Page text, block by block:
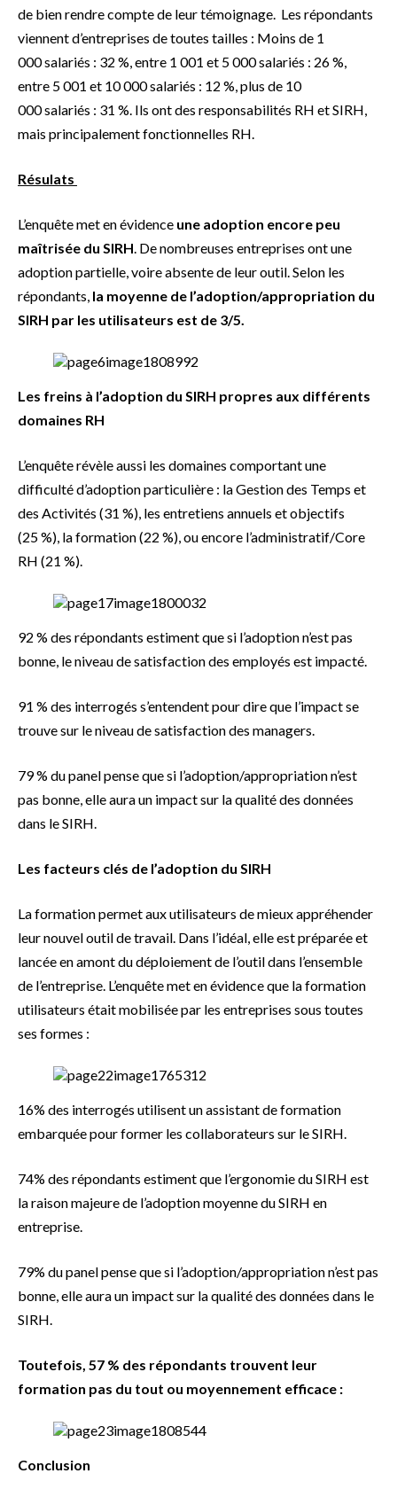
de bien rendre compte de leur témoignage. Les répondants
viennent d’entreprises de toutes tailles : Moins de 1
000 salariés : 32 %, entre 1 001 et 5 000 salariés : 26 %,
entre 5 001 et 10 000 salariés : 12 %, plus de 10
000 salariés : 31 %. Ils ont des responsabilités RH et SIRH,
mais principalement fonctionnelles RH.
Résulats
L’enquête met en évidence une adoption encore peu
maîtrisée du SIRH. De nombreuses entreprises ont une
adoption partielle, voire absente de leur outil. Selon les
répondants, la moyenne de l’adoption/appropriation du
SIRH par les utilisateurs est de 3/5.
Les freins à l’adoption du SIRH propres aux différents
domaines RH
L’enquête révèle aussi les domaines comportant une
difficulté d’adoption particulière : la Gestion des Temps et
des Activités (31 %), les entretiens annuels et objectifs
(25 %), la formation (22 %), ou encore l’administratif/Core
RH (21 %).
92 % des répondants estiment que si l’adoption n’est pas
bonne, le niveau de satisfaction des employés est impacté.
91 % des interrogés s’entendent pour dire que l’impact se
trouve sur le niveau de satisfaction des managers.
79 % du panel pense que si l’adoption/appropriation n’est
pas bonne, elle aura un impact sur la qualité des données
dans le SIRH.
Les facteurs clés de l’adoption du SIRH
La formation permet aux utilisateurs de mieux appréhender
leur nouvel outil de travail. Dans l’idéal, elle est préparée et
lancée en amont du déploiement de l’outil dans l’ensemble
de l’entreprise. L’enquête met en évidence que la formation
utilisateurs était mobilisée par les entreprises sous toutes
ses formes :
16% des interrogés utilisent un assistant de formation
embarquée pour former les collaborateurs sur le SIRH.
74% des répondants estiment que l’ergonomie du SIRH est
la raison majeure de l’adoption moyenne du SIRH en
entreprise.
79% du panel pense que si l’adoption/appropriation n’est pas
bonne, elle aura un impact sur la qualité des données dans le
SIRH.
Toutefois, 57 % des répondants trouvent leur
formation pas du tout ou moyennement efficace :
Conclusion